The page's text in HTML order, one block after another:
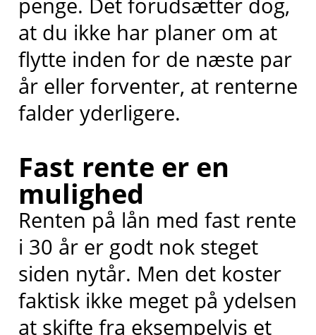
at du ikke har planer om at
flytte inden for de næste par
år eller forventer, at renterne
falder yderligere.
Fast rente er en
mulighed
Renten på lån med fast rente
i 30 år er godt nok steget
siden nytår. Men det koster
faktisk ikke meget på ydelsen
at skifte fra eksempelvis et